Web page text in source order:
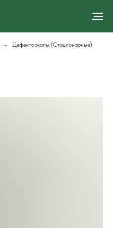
→ Дефектоскопы (Стационарные)